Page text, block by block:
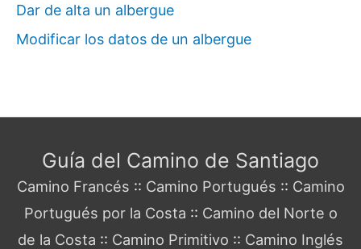
Dar de alta un albergue
Modificar los datos de un albergue
Guía del Camino de Santiago
Camino Francés :: Camino Portugués :: Camino
Portugués por la Costa :: Camino del Norte o
de la Costa :: Camino Primitivo :: Camino Inglés